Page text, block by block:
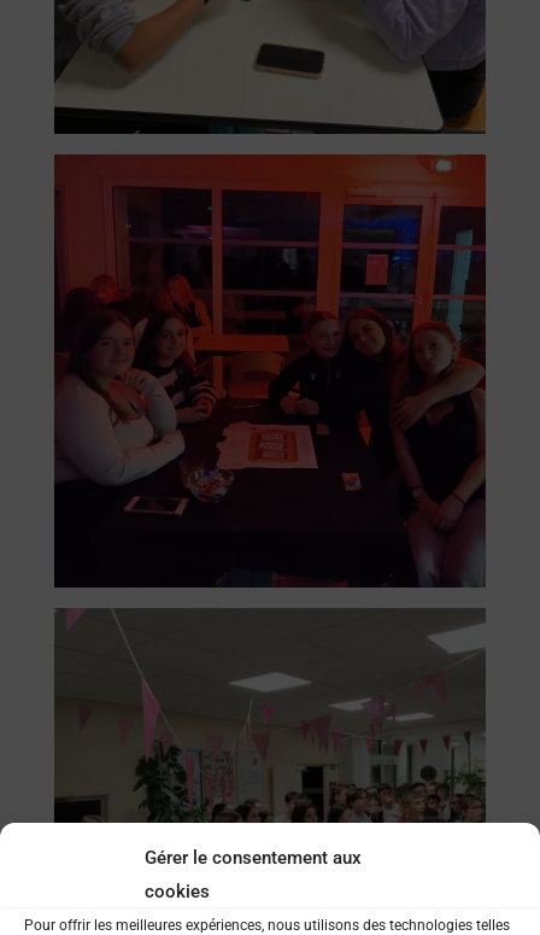
Gérer le consentement aux
cookies
Pour offrir les meilleures expériences, nous utilisons des technologies telles